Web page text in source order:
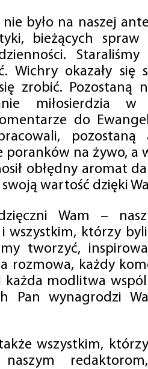
nie było na naszej
bieżących
Wichry okazały
zrobić. Pozostaną
miłosierdzia
do
poranków na żywo, a
obłędny aromat
wartość dzięki
Wam –
wszystkim, którzy
tworzyć,
rozmowa, każdy
każda modlitwa
Pan wynagrodzi
wszystkim,